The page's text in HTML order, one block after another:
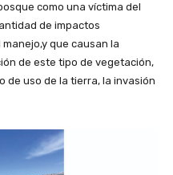
como una víctima del
de impactos
que causan la
de este tipo de vegetación,
de uso de la tierra, la invasión